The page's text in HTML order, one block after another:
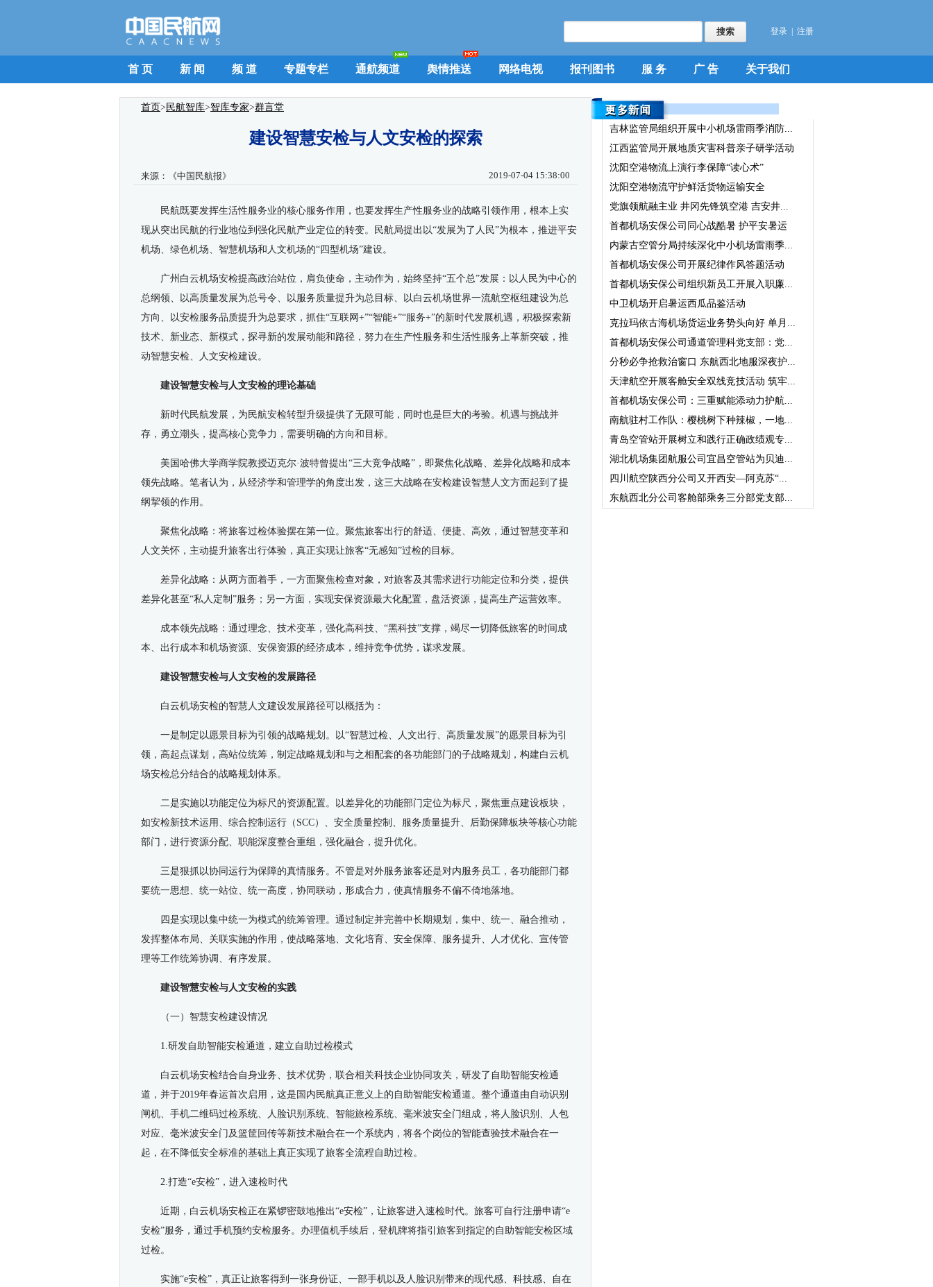
登录 注册
首 页 新 闻 频 道 专题专栏 通航频道 舆情推送 网络电视 报刊图书 服 务 广 告 关于我们
首页> 民航智库>智库专家>群言堂
建设智慧安检与人文安检的探索
来源： 《中国民航报》 2019-07-04 15:38:00
民航既要发挥生活性服务业的核心服务作用，也要发挥生产性服务业的战略引领作用，根本上实
现从突出民航的行业地位到强化民航产业定位的转变。民航局提出以“发展为了人民”为根本，推进平安
机场、绿色机场、智慧机场和人文机场的“四型机场”建设。
广州白云机场安检提高政治站位，肩负使命，主动作为，始终坚持“五个总”发展：以人民为中心的
总纲领、以高质量发展为总号令、以服务质量提升为总目标、以白云机场世界一流航空枢纽建设为总
方向、以安检服务品质提升为总要求，抓住“互联网+”“智能+”“服务+”的新时代发展机遇，积极探索新
技术、新业态、新模式，探寻新的发展动能和路径，努力在生产性服务和生活性服务上革新突破，推
动智慧安检、人文安检建设。
建设智慧安检与人文安检的理论基础
新时代民航发展，为民航安检转型升级提供了无限可能，同时也是巨大的考验。机遇与挑战并
存，勇立潮头，提高核心竞争力，需要明确的方向和目标。
美国哈佛大学商学院教授迈克尔·波特曾提出“三大竞争战略”，即聚焦化战略、差异化战略和成本
领先战略。笔者认为，从经济学和管理学的角度出发，这三大战略在安检建设智慧人文方面起到了提
纲挈领的作用。
聚焦化战略：将旅客过检体验摆在第一位。聚焦旅客出行的舒适、便捷、高效，通过智慧变革和
人文关怀，主动提升旅客出行体验，真正实现让旅客“无感知”过检的目标。
差异化战略：从两方面着手，一方面聚焦检查对象，对旅客及其需求进行功能定位和分类，提供
差异化甚至“私人定制”服务；另一方面，实现安保资源最大化配置，盘活资源，提高生产运营效率。
成本领先战略：通过理念、技术变革，强化高科技、“黑科技”支撑，竭尽一切降低旅客的时间成
本、出行成本和机场资源、安保资源的经济成本，维持竞争优势，谋求发展。
建设智慧安检与人文安检的发展路径
白云机场安检的智慧人文建设发展路径可以概括为：
一是制定以愿景目标为引领的战略规划。以“智慧过检、人文出行、高质量发展”的愿景目标为引
领，高起点谋划，高站位统筹，制定战略规划和与之相配套的各功能部门的子战略规划，构建白云机
场安检总分结合的战略规划体系。
二是实施以功能定位为标尺的资源配置。以差异化的功能部门定位为标尺，聚焦重点建设板块，
如安检新技术运用、综合控制运行（SCC）、安全质量控制、服务质量提升、后勤保障板块等核心功能
部门，进行资源分配、职能深度整合重组，强化融合，提升优化。
三是狠抓以协同运行为保障的真情服务。不管是对外服务旅客还是对内服务员工，各功能部门都
要统一思想、统一站位、统一高度，协同联动，形成合力，使真情服务不偏不倚地落地。
四是实现以集中统一为模式的统筹管理。通过制定并完善中长期规划，集中、统一、融合推动，
发挥整体布局、关联实施的作用，使战略落地、文化培育、安全保障、服务提升、人才优化、宣传管
理等工作统筹协调、有序发展。
建设智慧安检与人文安检的实践
（一）智慧安检建设情况
1.研发自助智能安检通道，建立自助过检模式
白云机场安检结合自身业务、技术优势，联合相关科技企业协同攻关，研发了自助智能安检通
道，并于2019年春运首次启用，这是国内民航真正意义上的自助智能安检通道。整个通道由自动识别
闸机、手机二维码过检系统、人脸识别系统、智能旅检系统、毫米波安全门组成，将人脸识别、人包
对应、毫米波安全门及篮筐回传等新技术融合在一个系统内，将各个岗位的智能查验技术融合在一
起，在不降低安全标准的基础上真正实现了旅客全流程自助过检。
2.打造“e安检”，进入速检时代
近期，白云机场安检正在紧锣密鼓地推出“e安检”，让旅客进入速检时代。旅客可自行注册申请“e
安检”服务，通过手机预约安检服务。办理值机手续后，登机牌将指引旅客到指定的自助智能安检区域
过检。
实施“e安检”，真正让旅客得到一张身份证、一部手机以及人脸识别带来的现代感、科技感、自在
吉林监管局组织开展中小机场雷雨季消防...
江西监管局开展地质灾害科普亲子研学活动
沈阳空港物流上演行李保障“读心术”
沈阳空港物流守护鲜活货物运输安全
党旗领航融主业 井冈先锋筑空港 吉安井...
首都机场安保公司同心战酷暑 护平安暑运
内蒙古空管分局持续深化中小机场雷雨季...
首都机场安保公司开展纪律作风答题活动
首都机场安保公司组织新员工开展入职廉...
中卫机场开启暑运西瓜品鉴活动
克拉玛依古海机场货运业务势头向好 单月...
首都机场安保公司通道管理科党支部：党...
分秒必争抢救治窗口 东航西北地服深夜护...
天津航空开展客舱安全双线竞技活动 筑牢...
首都机场安保公司：三重赋能添动力护航...
南航驻村工作队：樱桃树下种辣椒，一地...
青岛空管站开展树立和践行正确政绩观专...
湖北机场集团航服公司宜昌空管站为贝迪...
四川航空陕西分公司又开西安—阿克苏“...
东航西北分公司客舱部乘务三分部党支部...